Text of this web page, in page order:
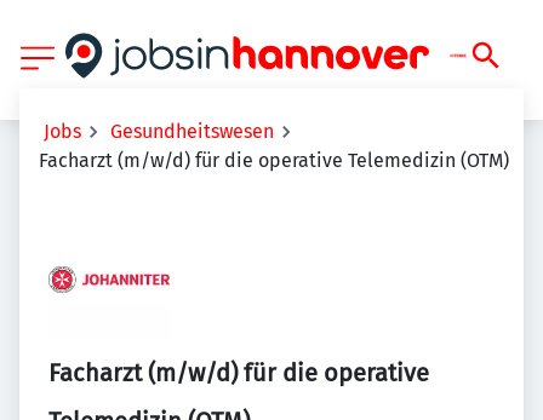
Jobs
Gesundheitswesen
Facharzt (m/w/d) für die operative Telemedizin (OTM)
Facharzt (m/w/d) für die operative